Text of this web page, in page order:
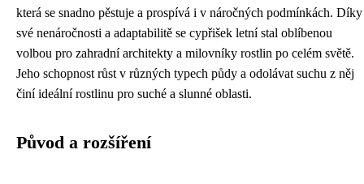
která se snadno pěstuje a prospívá i v náročných podmínkách. Díky
své nenáročnosti a adaptabilitě se cypřišek letní stal oblíbenou
volbou pro zahradní architekty a milovníky rostlin po celém světě.
Jeho schopnost růst v různých typech půdy a odolávat suchu z něj
činí ideální rostlinu pro suché a slunné oblasti.
Původ a rozšíření